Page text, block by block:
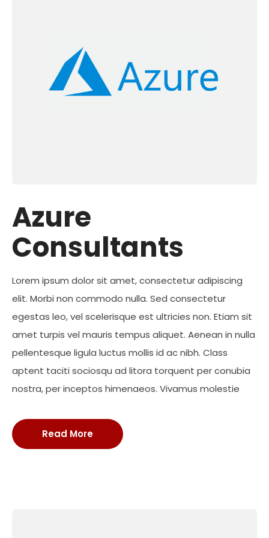
Azure
Consultants
Lorem ipsum dolor sit amet, consectetur adipiscing
elit. Morbi non commodo nulla. Sed consectetur
egestas leo, vel scelerisque est ultricies non. Etiam sit
amet turpis vel mauris tempus aliquet. Aenean in nulla
pellentesque ligula luctus mollis id ac nibh. Class
aptent taciti sociosqu ad litora torquent per conubia
nostra, per inceptos himenaeos. Vivamus molestie
Read More